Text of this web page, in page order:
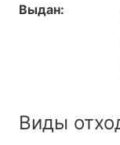
Выдан:
Виды